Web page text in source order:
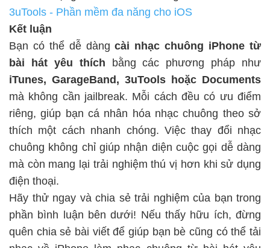
3uTools - Phần mềm đa năng cho iOS
Kết luận
Bạn có thể dễ dàngcài nhạc chuông iPhone từ
bài hát yêu thích bằng các phương pháp như
iTunes, GarageBand, 3uTools hoặc Documents
mà không cần jailbreak. Mỗi cách đều có ưu điểm
riêng, giúp bạn cá nhân hóa nhạc chuông theo sở
thích một cách nhanh chóng. Việc thay đổi nhạc
chuông không chỉ giúp nhận diện cuộc gọi dễ dàng
mà còn mang lại trải nghiệm thú vị hơn khi sử dụng
điện thoại.
Hãy thử ngay và chia sẻ trải nghiệm của bạn trong
phần bình luận bên dưới! Nếu thấy hữu ích, đừng
quên chia sẻ bài viết để giúp bạn bè cũng có thể tải